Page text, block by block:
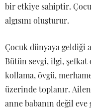
bir etkiye sahiptir.
algısını oluşturur.
Çocuk dünyaya
Bütün sevgi, ilgi,
kollama, övgü,
üzerinde toplanır.
anne babanın değil